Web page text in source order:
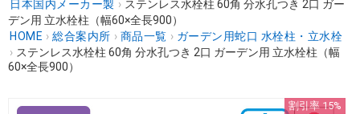
日本国内メーカー製 › ステンレス水栓柱 60角 分水孔つき 2口 ガー
デン用 立水栓柱（幅60×全長900）
HOME › 総合案内所 › 商品一覧 › ガーデン用蛇口 水栓柱・立水栓
› ステンレス水栓柱 60角 分水孔つき 2口 ガーデン用 立水栓柱（幅
60×全長900）
割引率 15%